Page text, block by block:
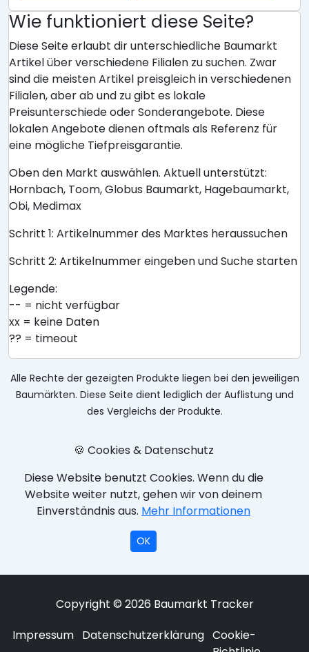
Wie funktioniert diese Seite?
Diese Seite erlaubt dir unterschiedliche Baumarkt
Artikel über verschiedene Filialen zu suchen. Zwar
sind die meisten Artikel preisgleich in verschiedenen
Filialen, aber ab und zu gibt es lokale
Preisunterschiede oder Sonderangebote. Diese
lokalen Angebote dienen oftmals als Referenz für
eine mögliche Tiefpreisgarantie.
Oben den Markt auswählen. Aktuell unterstützt:
Hornbach, Toom, Globus Baumarkt, Hagebaumarkt,
Obi, Medimax
Schritt 1: Artikelnummer des Marktes heraussuchen
Schritt 2: Artikelnummer eingeben und Suche starten
Legende:
-- = nicht verfügbar
xx = keine Daten
?? = timeout
Alle Rechte der gezeigten Produkte liegen bei den jeweiligen
Baumärkten. Diese Seite dient lediglich der Auflistung und
des Vergleichs der Produkte.
🍪 Cookies & Datenschutz
Diese Website benutzt Cookies. Wenn du die
Website weiter nutzt, gehen wir von deinem
Einverständnis aus. Mehr Informationen
OK
Copyright © 2026 Baumarkt Tracker
Impressum Datenschutzerklärung Cookie-